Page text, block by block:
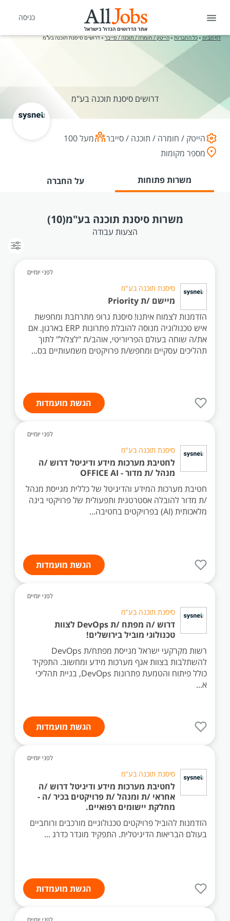
כניסה
דף הבית »כל החברות »הייטק / חומרה / תוכנה / סייבר»דרושים סיסנת תוכנה בע"מ
דרושים סיסנת תוכנה בע"מ
הייטק / חומרה / תוכנה / סייבר
מעל 100
מספר מקומות
משרות פתוחות על החברה
משרות סיסנת תוכנה בע"מ(10)
הצעות עבודה
לפני יומיים
סיסנת תוכנה בע"מ
מיישם /ת Priority
הזדמנות לצמוח איתנו! סיסנת גרופ מתרחבת ומחפשת
איש טכנולוגיה מנוסה להובלת פתרונות ERP בארגון. אם
את/ה שוחה בעולם הפריוריטי, אוהב/ת "לצלול" לתוך
תהליכים עסקיים ומחפש/ת פרויקטים משמעותיים בס...
הגשת מועמדות
לפני יומיים
סיסנת תוכנה בע"מ
לחטיבת מערכות מידע ודיגיטל דרוש /ה
מנהל /ת מדור - OFFICE AI
חטיבת מערכות המידע והדיגיטל של כללית מגייסת מנהל
/ת מדור להובלה אסטרטגית ותפעולית של פרויקטי בינה
מלאכותית (AI) בפרויקטים בחטיבה...
הגשת מועמדות
לפני יומיים
סיסנת תוכנה בע"מ
דרוש /ה מפתח /ת DevOps לצוות
טכנולוגי מוביל בירושלים!
רשות מקרקעי ישראל מגייסת מפתח/ת DevOps
להשתלבות בצוות אגף מערכות מידע ומחשוב. התפקיד
כולל פיתוח והטמעת פתרונות DevOps, בניית תהליכי
א...
הגשת מועמדות
לפני יומיים
סיסנת תוכנה בע"מ
לחטיבת מערכות מידע ודיגיטל דרוש /ה
אחראי /ת ומנהל /ת פרויקטים בכיר /ה -
מחלקת יישומים רפואיים.
הזדמנות להוביל פרויקטים טכנולוגיים מורכבים ורוחביים
בעולם הבריאות הדיגיטלית. התפקיד מוגדר כדרג ...
הגשת מועמדות